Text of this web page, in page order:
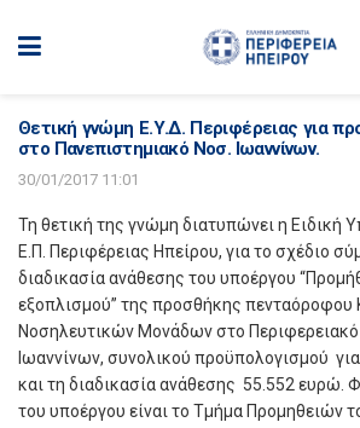
Θετική γνώμη Ε.Υ.Δ. Περιφέρειας για
στο Πανεπιστημιακό Νοσ. Ιωαννίνων.
30/01/2017 11:01
Τη θετική της γνώμη διατυπώνει η Ειδική
Ε.Π. Περιφέρειας Ηπείρου, για το σχέδιο
διαδικασία ανάθεσης του υποέργου
εξοπλισμού” της προσθήκης πενταόροφου
Νοσηλευτικών Μονάδων στο Περιφερειακό
Ιωαννίνων, συνολικού προϋπολογισμού
και τη διαδικασία ανάθεσης 55.552 ευρώ.
του υποέργου είναι το Τμήμα Προμηθειών